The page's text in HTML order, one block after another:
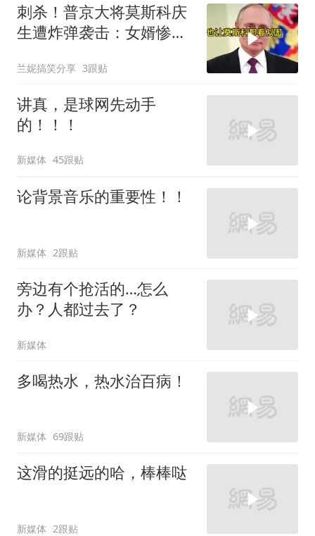
刺杀！普京大将莫斯科庆
生遭炸弹袭击：女婿惨
兰妮搞笑分享 3跟贴
讲真，是球网先动手
的！！！
新媒体 45跟贴
论背景音乐的重要性！！
新媒体 2跟贴
旁边有个抢活的…怎么
办？人都过去了？
新媒体
多喝热水，热水治百病！
新媒体 69跟贴
这滑的挺远的哈，棒棒哒
新媒体 2跟贴